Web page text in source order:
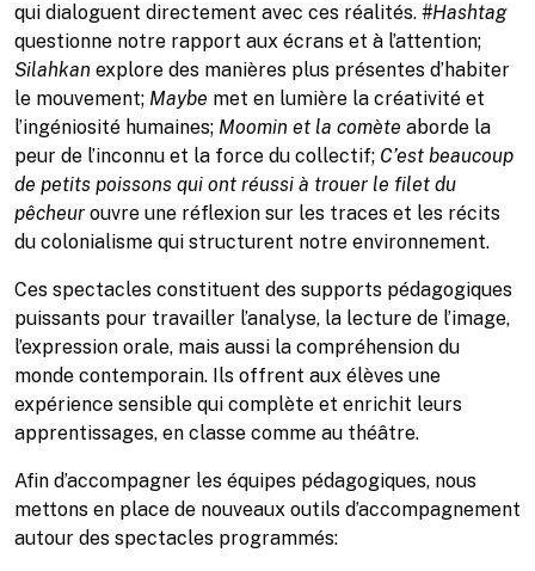
qui dialoguent directement avec ces réalités. #Hashtag
questionne notre rapport aux écrans et à l’attention;
Silahkan explore des manières plus présentes d’habiter
le mouvement; Maybe met en lumière la créativité et
l’ingéniosité humaines; Moomin et la comète aborde la
peur de l’inconnu et la force du collectif; C’est beaucoup
de petits poissons qui ont réussi à trouer le filet du
pêcheur ouvre une réflexion sur les traces et les récits
du colonialisme qui structurent notre environnement.
Ces spectacles constituent des supports pédagogiques
puissants pour travailler l’analyse, la lecture de l’image,
l’expression orale, mais aussi la compréhension du
monde contemporain. Ils offrent aux élèves une
expérience sensible qui complète et enrichit leurs
apprentissages, en classe comme au théâtre.
Afin d’accompagner les équipes pédagogiques, nous
mettons en place de nouveaux outils d’accompagnement
autour des spectacles programmés: